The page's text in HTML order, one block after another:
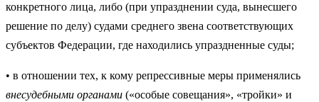
конкретного лица, ли­бо (при упразднении суда, вынесшего
решение по делу) судами среднего звена соответствующих
субъектов Федерации, где находи­лись упраздненные суды;
• в отношении тех, к кому репрессивные меры применялись
внесудеб­ными органами («особые совещания», «тройки» и